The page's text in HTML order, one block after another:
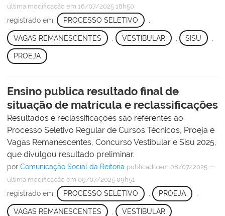
última modificação em 16/07/2025 18h50
registrado em: PROCESSO SELETIVO
VAGAS REMANESCENTES VESTIBULAR SISU
PROEJA
Ensino publica resultado final de
situação de matrícula e reclassificações
Resultados e reclassificações são referentes ao
Processo Seletivo Regular de Cursos Técnicos, Proeja e
Vagas Remanescentes, Concurso Vestibular e Sisu 2025,
que divulgou resultado preliminar.
por Comunicação Social da Reitoria publicado em 08/07/2025 —
última modificação em 09/07/2025 09h51
registrado em: PROCESSO SELETIVO PROEJA
VAGAS REMANESCENTES VESTIBULAR